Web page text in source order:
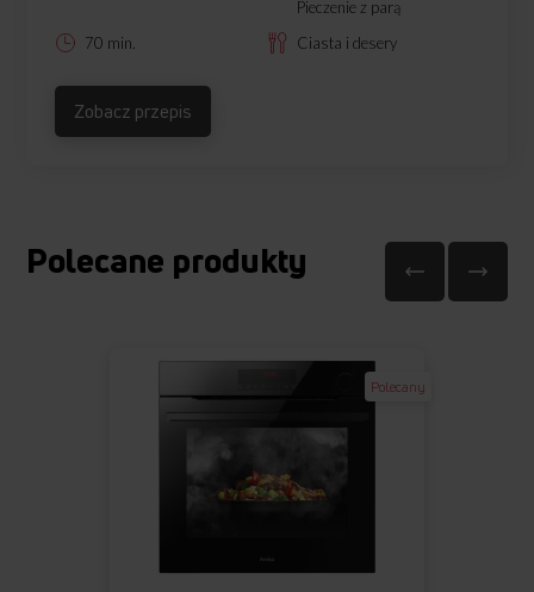
Pieczenie z parą
70 min.
Ciasta i desery
Zobacz przepis
Polecane produkty
Polecany